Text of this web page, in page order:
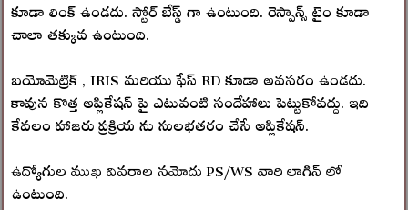
కూడా లింక్ ఉండదు. స్టోర్ బేస్డ్ గా ఉంటుంది. రెస్పాన్స్ టైం కూడా
చాలా తక్కువ ఉంటుంది.
బయోమెట్రిక్ , IRIS మరియు ఫేస్ RD కూడా అవసరం ఉండదు.
కావున కొత్త అప్లికేషన్ పై ఎటువంటి సందేహాలు పెట్టుకోవద్దు. ఇది
కేవలం హాజరు ప్రక్రియ ను సులభతరం చేసే అప్లికేషన్.
ఉద్యోగుల ముఖ వివరాల నమోదు PS/WS వారి లాగిన్ లో
ఉంటుంది.